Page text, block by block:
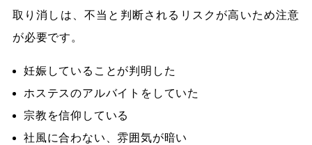
取り消しは、不当と判断されるリスクが高いため注意
が必要です。
妊娠していることが判明した
ホステスのアルバイトをしていた
宗教を信仰している
社風に合わない、雰囲気が暗い